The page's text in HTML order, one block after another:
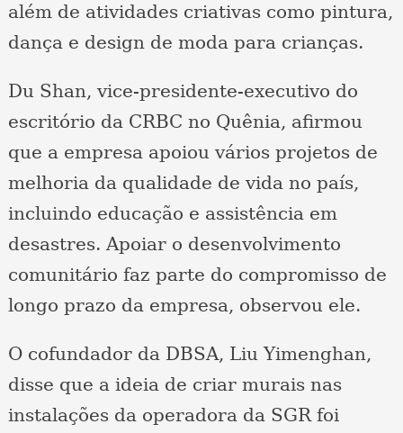
além de atividades criativas como pintura,
dança e design de moda para crianças.
Du Shan, vice-presidente-executivo do
escritório da CRBC no Quênia, afirmou
que a empresa apoiou vários projetos de
melhoria da qualidade de vida no país,
incluindo educação e assistência em
desastres. Apoiar o desenvolvimento
comunitário faz parte do compromisso de
longo prazo da empresa, observou ele.
O cofundador da DBSA, Liu Yimenghan,
disse que a ideia de criar murais nas
instalações da operadora da SGR foi